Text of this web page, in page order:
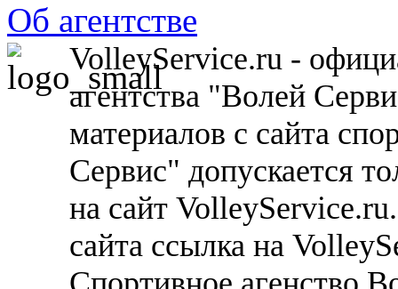
Об агентстве
VolleyService.ru -
агентства "Волей
материалов с сайта
Сервис" допускается
на сайт
сайта ссылка на